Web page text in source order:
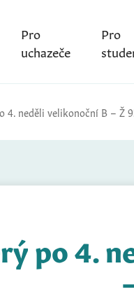
Pro
uchazeče
Pro
4. neděli velikonoční B – Ž
po 4.